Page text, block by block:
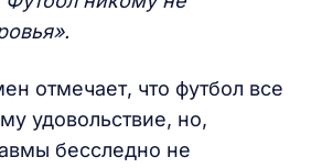
отмечает, что футбол все
удовольствие, но,
бесследно не